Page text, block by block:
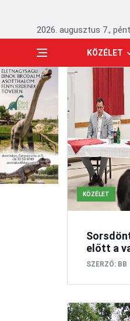
2026. augusztus 7.,
KÖZÉLET
KÖZÉLET
előtt a
SZERZŐ: BB